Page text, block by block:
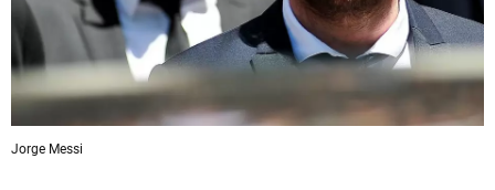
Jorge Messi